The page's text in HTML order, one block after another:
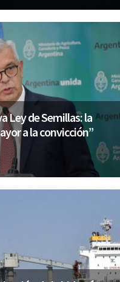
Ley de Semillas: la
a la convicción”